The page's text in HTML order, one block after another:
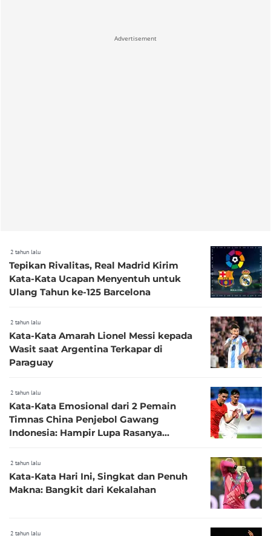
Advertisement
2 tahun lalu
Tepikan Rivalitas, Real Madrid Kirim
Kata-Kata Ucapan Menyentuh untuk
Ulang Tahun ke-125 Barcelona
2 tahun lalu
Kata-Kata Amarah Lionel Messi kepada
Wasit saat Argentina Terkapar di
Paraguay
2 tahun lalu
Kata-Kata Emosional dari 2 Pemain
Timnas China Penjebol Gawang
Indonesia: Hampir Lupa Rasanya
2 tahun lalu
Kata-Kata Hari Ini, Singkat dan Penuh
Makna: Bangkit dari Kekalahan
2 tahun lalu